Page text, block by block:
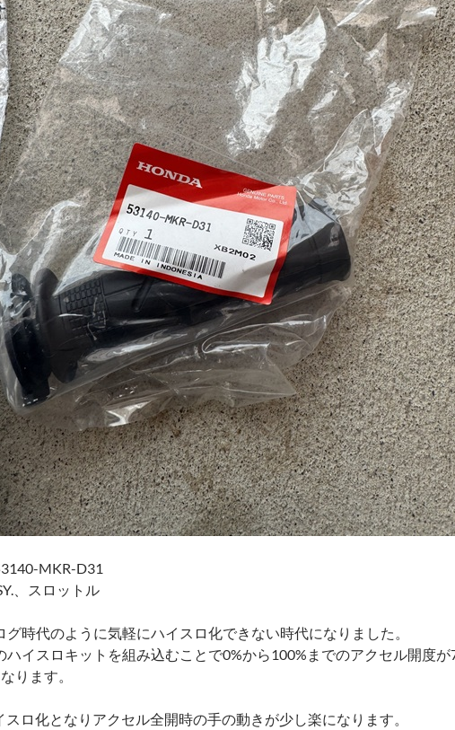
MKR-D31
、スロットル
グ時代のように気軽にハイスロ化できない時代になりました。
ハイスロキットを組み込むことで0%から100%までのアクセル開度
ります。
スロ化となりアクセル全開時の手の動きが少し楽になります。